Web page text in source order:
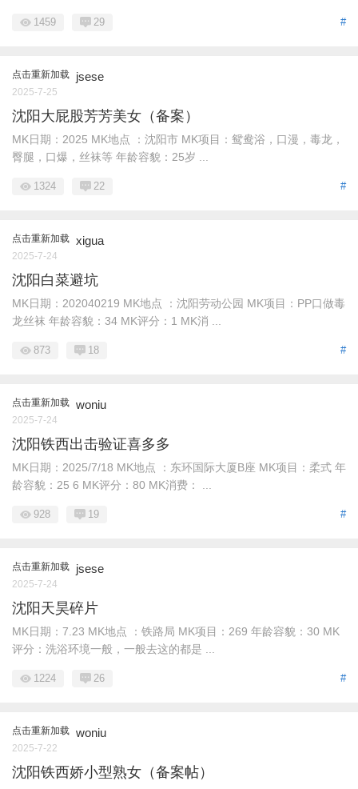
#
1459 29
点击重新加载 jsese
2025-7-25
沈阳大屁股芳芳美女（备案）
MK日期：2025 MK地点 ：沈阳市 MK项目：鸳鸯浴，口漫，毒龙，
臀腿，口爆，丝袜等 年龄容貌：25岁 ...
#
1324 22
点击重新加载 xigua
2025-7-24
沈阳白菜避坑
MK日期：202040219 MK地点 ：沈阳劳动公园 MK项目：PP口做毒
龙丝袜 年龄容貌：34 MK评分：1 MK消 ...
#
873 18
点击重新加载 woniu
2025-7-24
沈阳铁西出击验证喜多多
MK日期：2025/7/18 MK地点 ：东环国际大厦B座 MK项目：柔式 年
龄容貌：25 6 MK评分：80 MK消费： ...
#
928 19
点击重新加载 jsese
2025-7-24
沈阳天昊碎片
MK日期：7.23 MK地点 ：铁路局 MK项目：269 年龄容貌：30 MK
评分：洗浴环境一般，一般去这的都是 ...
#
1224 26
点击重新加载 woniu
2025-7-22
沈阳铁西娇小型熟女（备案帖）